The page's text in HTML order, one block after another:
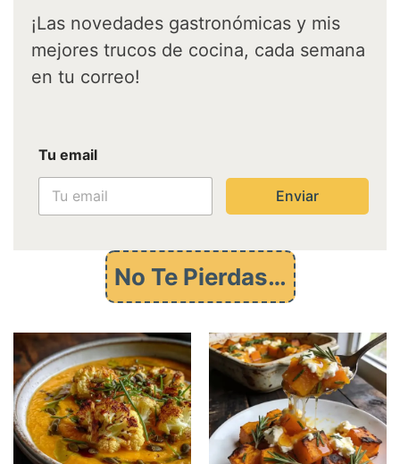
¡Las novedades gastronómicas y mis
mejores trucos de cocina, cada semana
en tu correo!
u
T
Tu email
Enviar
No Te Pierdas…